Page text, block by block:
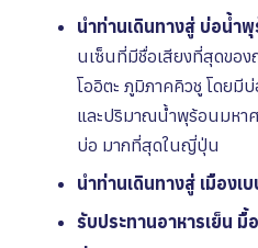
นำท่านเดินทางสู่ บ่อน้ำ
นเซ็นที่มีชื่อเสียงที่สุดขอ
โออิตะ ภูมิภาคคิวชู โดยมี
และปริมาณน้ำพุร้อนมหา
บ่อ มากที่สุดในญี่ปุ่น
นำท่านเดินทางสู่ เมืองเ
รับประทานอาหารเย็น มื้